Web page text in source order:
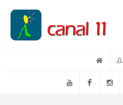
YouTube Facebook